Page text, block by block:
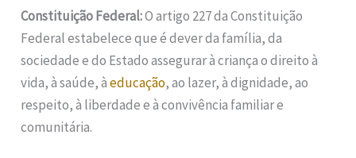
Constituição Federal:O artigo 227 da Constituição
Federal estabelece que é dever da família, da
sociedade e do Estado assegurar à criança o direito à
vida, à saúde, àeducação, ao lazer, à dignidade, ao
respeito, à liberdade e à convivência familiar e
comunitária.